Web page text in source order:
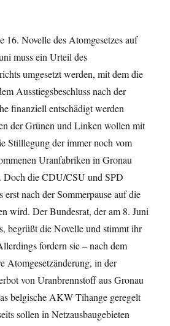
16. Novelle des Atomgesetzes auf
muss ein Urteil des
umgesetzt werden, mit dem die
Ausstiegsbeschluss nach der
finanziell entschädigt werden
der Grünen und Linken wollen mit
Stilllegung der immer noch vom
Uranfabriken in Gronau
Doch die CDU/CSU und SPD
erst nach der Sommerpause auf die
wird. Der Bundesrat, der am 8. Juni
begrüßt die Novelle und stimmt ihr
fordern sie – nach dem
Atomgesetzänderung, in der
von Uranbrennstoff aus Gronau
belgische AKW Tihange geregelt
sollen in Netzausbaugebieten